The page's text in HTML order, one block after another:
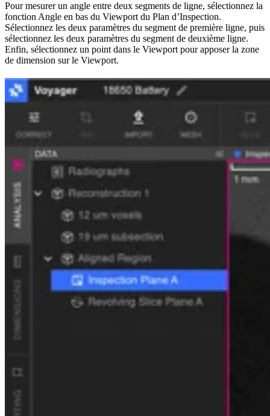
Pour mesurer un angle entre deux segments de ligne, sélectionnez la
fonction Angle en bas du Viewport du Plan d’Inspection.
Sélectionnez les deux paramètres du segment de première ligne, puis
sélectionnez les deux paramètres du segment de deuxième ligne.
Enfin, sélectionnez un point dans le Viewport pour apposer la zone
de dimension sur le Viewport.